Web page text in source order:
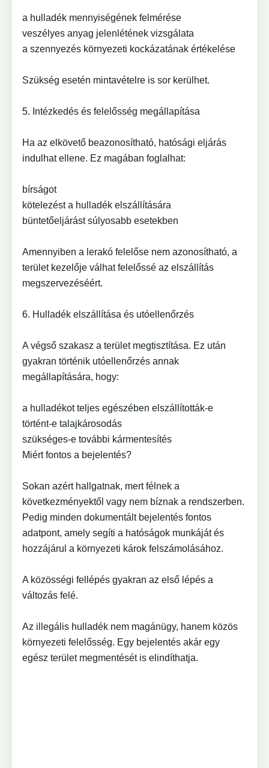
a hulladék mennyiségének felmérése
veszélyes anyag jelenlétének vizsgálata
a szennyezés környezeti kockázatának értékelése
Szükség esetén mintavételre is sor kerülhet.
5. Intézkedés és felelősség megállapítása
Ha az elkövető beazonosítható, hatósági eljárás
indulhat ellene. Ez magában foglalhat:
bírságot
kötelezést a hulladék elszállítására
büntetőeljárást súlyosabb esetekben
Amennyiben a lerakó felelőse nem azonosítható, a
terület kezelője válhat felelőssé az elszállítás
megszervezéséért.
6. Hulladék elszállítása és utóellenőrzés
A végső szakasz a terület megtisztítása. Ez után
gyakran történik utóellenőrzés annak
megállapítására, hogy:
a hulladékot teljes egészében elszállították-e
történt-e talajkárosodás
szükséges-e további kármentesítés
Miért fontos a bejelentés?
Sokan azért hallgatnak, mert félnek a
következményektől vagy nem bíznak a rendszerben.
Pedig minden dokumentált bejelentés fontos
adatpont, amely segíti a hatóságok munkáját és
hozzájárul a környezeti károk felszámolásához.
A közösségi fellépés gyakran az első lépés a
változás felé.
Az illegális hulladék nem magánügy, hanem közös
környezeti felelősség. Egy bejelentés akár egy
egész terület megmentését is elindíthatja.